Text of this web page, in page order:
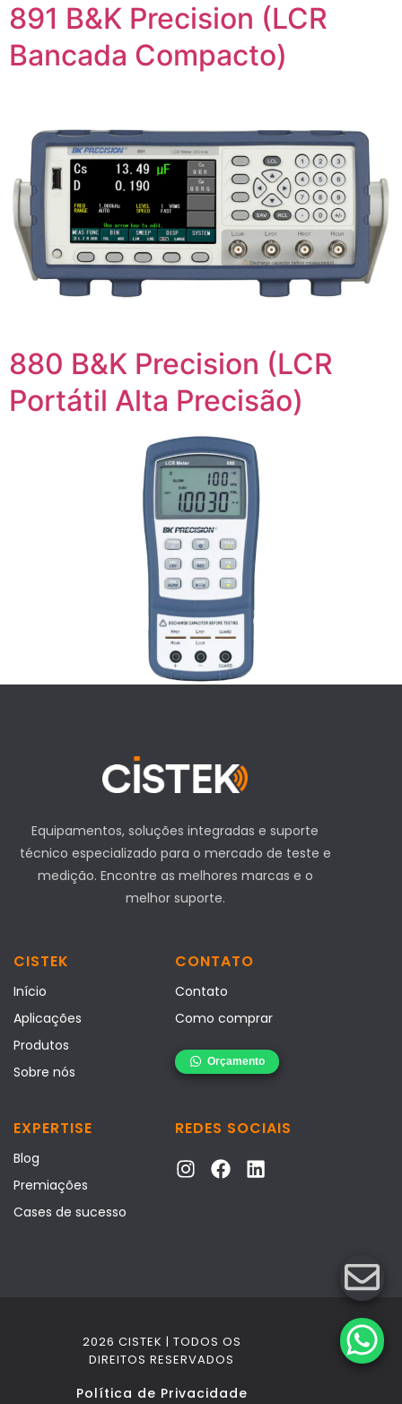
891 B&K Precision (LCR
Bancada Compacto)
880 B&K Precision (LCR
Portátil Alta Precisão)
Equipamentos, soluções integradas e suporte
técnico especializado para o mercado de teste e
medição. Encontre as melhores marcas e o
melhor suporte.
CISTEK
Início
Aplicações
Produtos
Sobre nós
CONTATO
Contato
Como comprar
EXPERTISE
Blog
Premiações
Cases de sucesso
REDES SOCIAIS
2026 CISTEK | TODOS OS
DIREITOS RESERVADOS
Política de Privacidade